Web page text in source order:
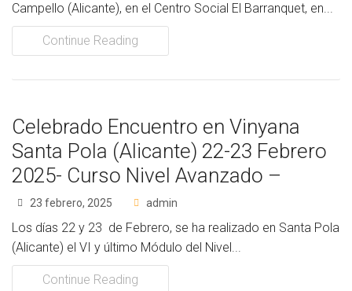
Campello (Alicante), en el Centro Social El Barranquet, en...
Continue Reading
Celebrado Encuentro en Vinyana
Santa Pola (Alicante) 22-23 Febrero
2025- Curso Nivel Avanzado –
23 febrero, 2025 admin
Los días 22 y 23 de Febrero, se ha realizado en Santa Pola
(Alicante) el VI y último Módulo del Nivel...
Continue Reading